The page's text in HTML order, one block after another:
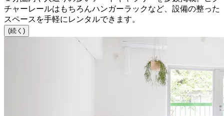
チャーレールはもちろんハンガーラックなど、設備の整った
スペースを手軽にレンタルできます。
(続く)